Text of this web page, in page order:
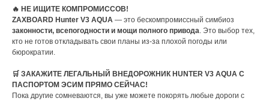
🔥 НЕ ИЩИТЕ КОМПРОМИССОВ!
ZAXBOARD Hunter V3 AQUA — это бескомпромиссный симбиоз
законности, всепогодности и мощи полного привода. Это выбор тех,
кто не готов откладывать свои планы из-за плохой погоды или
бюрократии.
🛒 ЗАКАЖИТЕ ЛЕГАЛЬНЫЙ ВНЕДОРОЖНИК HUNTER V3 AQUA С
ПАСПОРТОМ ЭСИМ ПРЯМО СЕЙЧАС!
Пока другие сомневаются, вы уже можете покорять любые дороги с